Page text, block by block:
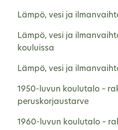
Lämpö, vesi ja
Lämpö, vesi ja
kouluissa
Lämpö, vesi ja
1950-luvun koulutalo –
peruskorjaustarve
1960-luvun koulutalo –